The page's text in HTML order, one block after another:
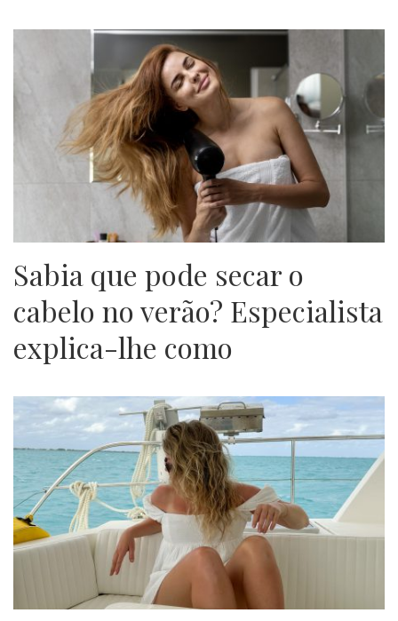
Sabia que pode secar o
cabelo no verão? Especialista
explica-lhe como